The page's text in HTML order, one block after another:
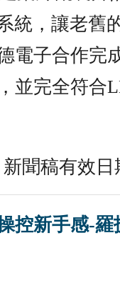
統，讓老舊
電子合作完
並完全符合
新聞稿有效日
控新手感-羅